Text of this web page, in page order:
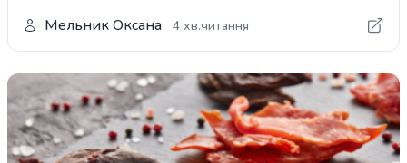
Мельник Оксана
4 хв.читання